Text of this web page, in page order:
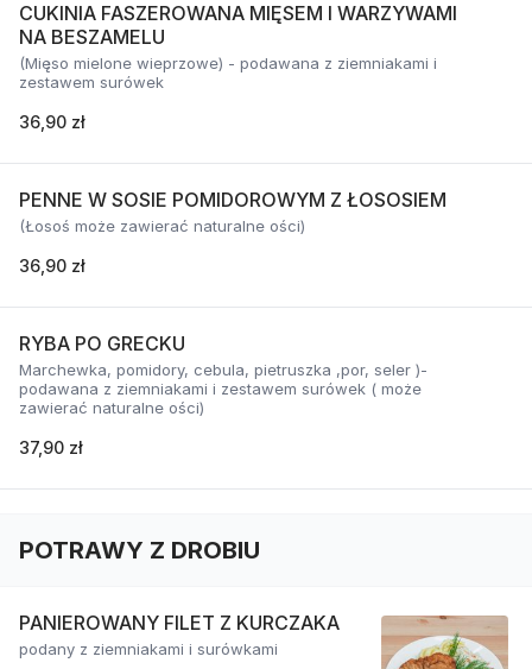
CUKINIA FASZEROWANA MIĘSEM I WARZYWAMI
NA BESZAMELU
(Mięso mielone wieprzowe) - podawana z ziemniakami i
zestawem surówek
36,90 zł
PENNE W SOSIE POMIDOROWYM Z ŁOSOSIEM
(Łosoś może zawierać naturalne ości)
36,90 zł
RYBA PO GRECKU
Marchewka, pomidory, cebula, pietruszka ,por, seler )-
podawana z ziemniakami i zestawem surówek ( może
zawierać naturalne ości)
37,90 zł
POTRAWY Z DROBIU
PANIEROWANY FILET Z KURCZAKA
podany z ziemniakami i surówkami